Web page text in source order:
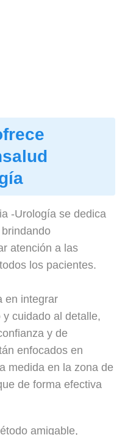
-Urología se dedica
atención a las
los pacientes.
en integrar
cuidado al detalle,
y de
enfocados en
medida en la zona de
de forma efectiva
amigable,